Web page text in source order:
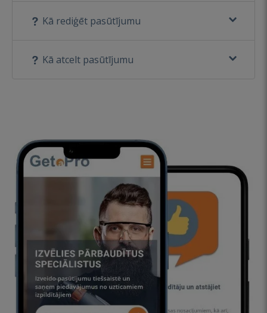
Kā rediģēt pasūtījumu
Kā atcelt pasūtījumu